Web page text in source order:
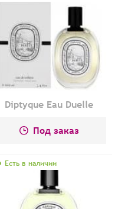
Diptyque Eau Duelle
Под заказ
Есть в наличии